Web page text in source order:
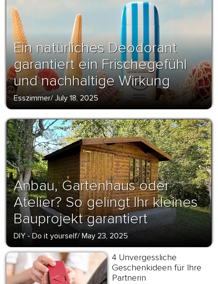
Ein natürliches Deodorant
garantiert ein Frischegefühl
und nachhaltige Wirkung
Esszimmer/ July 18, 2025
Anbau, Gartenhaus oder
Atelier? So gelingt Ihr kleines
Bauprojekt garantiert
DIY - Do it yourself/ May 23, 2025
4 Unvergessliche
Geschenkideen für Ihre
Partnerin